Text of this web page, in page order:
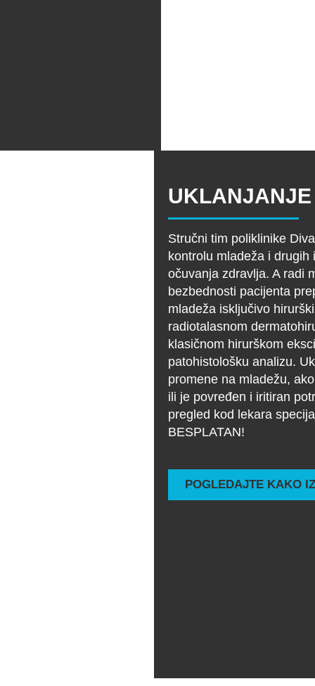
Stručni tim poliklinike
kontrolu mladeža i drugih
očuvanja zdravlja. A radi
bezbednosti pacijenta
mladeža isključivo
radiotalasnom
klasičnom hirurškom
patohistološku analizu.
promene na mladežu,
ili je povređen i iritiran
pregled kod lekara
BESPLATAN!
POGLEDAJTE KAKO